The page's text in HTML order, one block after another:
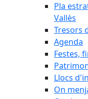
Pla
Vallès
Tresors
Agenda
Festes,
Llocs
On